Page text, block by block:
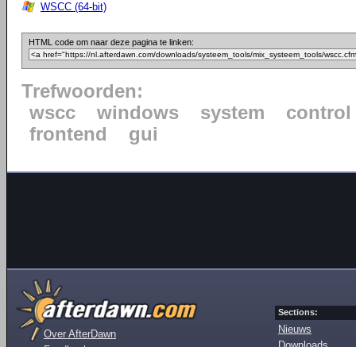
WSCC (64-bit)
HTML code om naar deze pagina te linken:
Trefwoorden:
wscc
windows system
control
frontend
gui
Over AfterDawn
Sections:
Nieuws